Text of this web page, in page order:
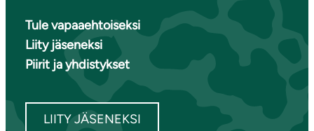
Tule vapaaehtoiseksi
Liity jäseneksi
Piirit ja yhdistykset
LIITY JÄSENEKSI